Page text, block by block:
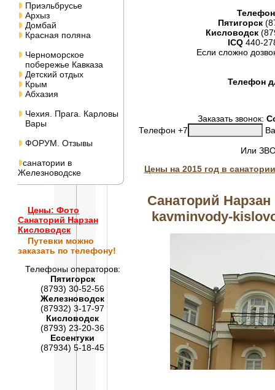
Приэльбрусье
Архыз
Домбай
Красная поляна
Черноморское
побережье Кавказа
Детский отдых
Крым
Абхазия
Чехия. Прага. Карловы
Вары
ФОРУМ. Отзывы
санатории в
Железноводске
Цены: Фото
Санаторий Нарзан
Кисловодск
Путевки можно
заказать по телефону!
Телефоны операторов:
Пятигорск
(8793) 30-52-56
Железноводск
(87932) 3-17-97
Кисловодск
(8793) 23-20-36
Ессентуки
(87934) 5-18-45
Пятигорск
Кисловодск
ICQ 440-
Если сложно
Телефон
Заказать звонок:
Телефон +7
Или
Цены на 2015 год в
Санаторий
kavminvody-